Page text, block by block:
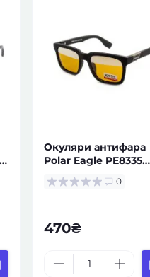
Окуляри антифара
Polar Eagle PE8335
0
470₴